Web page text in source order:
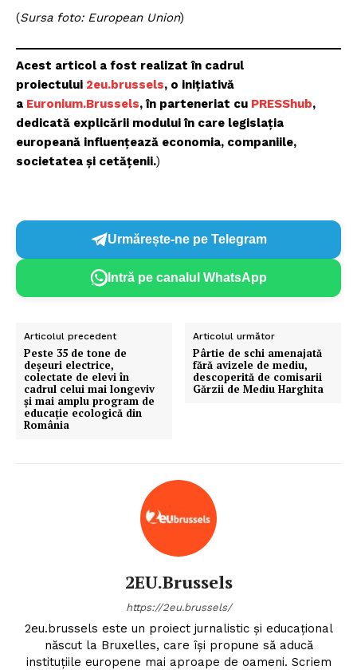
Un proiect
FREEDOM HOUSE ROMÂNIA
(Sursa foto: European Union)
Acest articol a fost realizat în cadrul
proiectului 2eu.brussels, o inițiativă
a Euronium.Brussels, în parteneriat cu PRESShub,
dedicată explicării modului în care legislația
europeană influențează economia, companiile,
societatea și cetățenii.)
Urmărește-ne pe Telegram
Intră pe canalul WhatsApp
Articolul precedent
Peste 35 de tone de
deșeuri electrice,
colectate de elevi în
cadrul celui mai longeviv
și mai amplu program de
educație ecologică din
România
Articolul următor
Pârtie de schi amenajată
fără avizele de mediu,
descoperită de comisarii
Gărzii de Mediu Harghita
2EU.Brussels
https://2eu.brussels/
2eu.brussels este un proiect jurnalistic și educațional
născut la Bruxelles, care își propune să aducă
instituțiile europene mai aproape de oameni. Scriem